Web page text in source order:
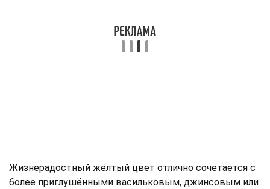
Жизнерадостный жёлтый цвет отлично сочетается с
более приглушёнными васильковым, джинсовым или